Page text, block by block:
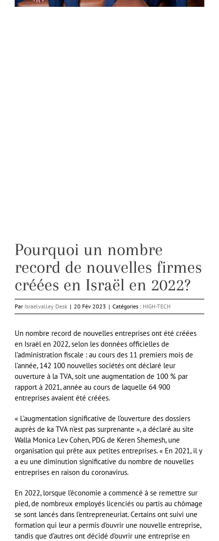
Pourquoi un nombre
record de nouvelles firmes
créées en Israël en 2022?
Par Israelvalley Desk | 20 Fév 2023 | Catégories : HIGH-TECH
Un nombre record de nouvelles entreprises ont été créées
en Israël en 2022, selon les données officielles de
l’administration fiscale : au cours des 11 premiers mois de
l’année, 142 100 nouvelles sociétés ont déclaré leur
ouverture à la TVA, soit une augmentation de 100 % par
rapport à 2021, année au cours de laquelle 64 900
entreprises avaient été créées.
« L’augmentation significative de l’ouverture des dossiers
auprès de ka TVA n’est pas surprenante », a déclaré au site
Walla Monica Lev Cohen, PDG de Keren Shemesh, une
organisation qui prête aux petites entreprises. « En 2021, il y
a eu une diminution significative du nombre de nouvelles
entreprises en raison du coronavirus.
En 2022, lorsque l’économie a commencé à se remettre sur
pied, de nombreux employés licenciés ou partis au chômage
se sont lancés dans l’entrepreneuriat. Certains ont suivi une
formation qui leur a permis d’ouvrir une nouvelle entreprise,
tandis que d’autres ont décidé d’ouvrir une entreprise en